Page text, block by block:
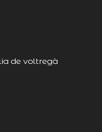
de voltregà